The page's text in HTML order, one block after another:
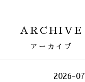
ARCHIVE
アーカイブ
2026-07